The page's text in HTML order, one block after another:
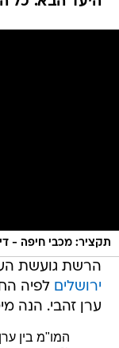
תקציר: מכבי חיפה -
הרשת גועשת
ירושלים לפיה
ערן זהבי. הנה
המו"מ בין